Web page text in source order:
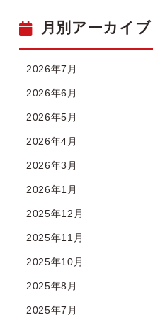
月別アーカイブ
2026年7月
2026年6月
2026年5月
2026年4月
2026年3月
2026年1月
2025年12月
2025年11月
2025年10月
2025年8月
2025年7月